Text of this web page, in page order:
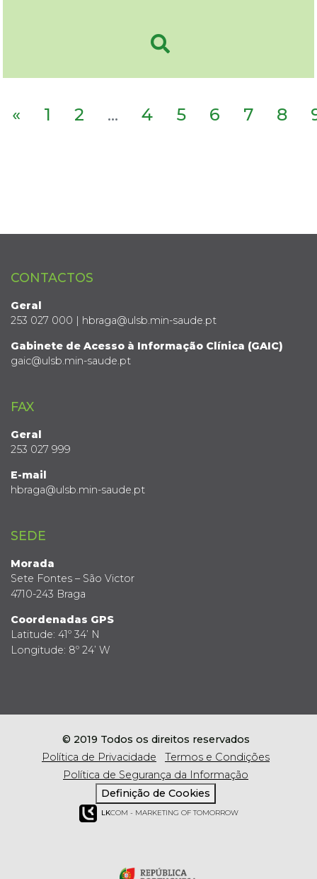
« 1 2 ... 4 5 6 7 8
CONTACTOS
Geral
253 027 000 | hbraga@ulsb.min-saude.pt
Gabinete de Acesso à Informação Clínica (GAIC)
gaic@ulsb.min-saude.pt
FAX
Geral
253 027 999
E-mail
hbraga@ulsb.min-saude.pt
SEDE
Morada
Sete Fontes – São Victor
4710-243 Braga
Coordenadas GPS
Latitude: 41º 34’ N
Longitude: 8º 24’ W
© 2019 Todos os direitos reservados
Política de Privacidade
Termos e Condições
Política de Segurança da Informação
Definição de Cookies
LKCOM - MARKETING OF TOMORROW